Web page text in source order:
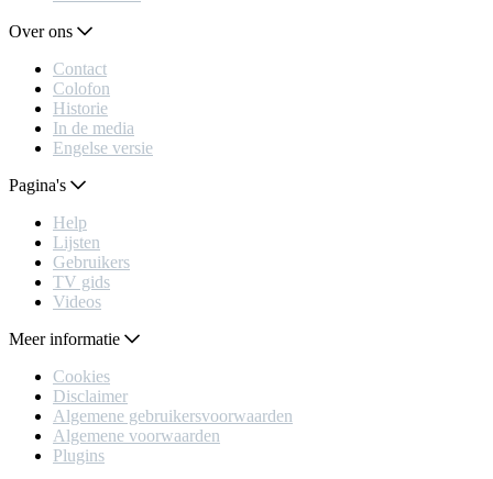
Over ons
Contact
Colofon
Historie
In de media
Engelse versie
Pagina's
Help
Lijsten
Gebruikers
TV gids
Videos
Meer informatie
Cookies
Disclaimer
Algemene gebruikersvoorwaarden
Algemene voorwaarden
Plugins